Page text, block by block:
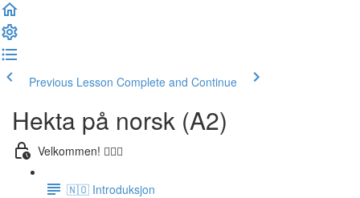
Previous Lesson Complete and Continue
Hekta på norsk (A2)
Velkommen! 🙋🏼‍♂️
🇳🇴 Introduksjon